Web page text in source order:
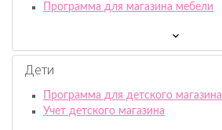
Программа для магазина мебели
Дети
Программа для детского магазина
Учет детского магазина